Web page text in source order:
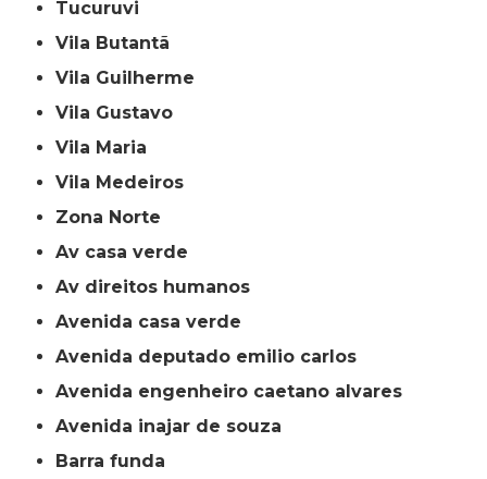
Tucuruvi
Vila Butantã
Vila Guilherme
Vila Gustavo
Vila Maria
Vila Medeiros
Zona Norte
av casa verde
av direitos humanos
avenida casa verde
avenida deputado emilio carlos
avenida engenheiro caetano alvares
avenida inajar de souza
barra funda